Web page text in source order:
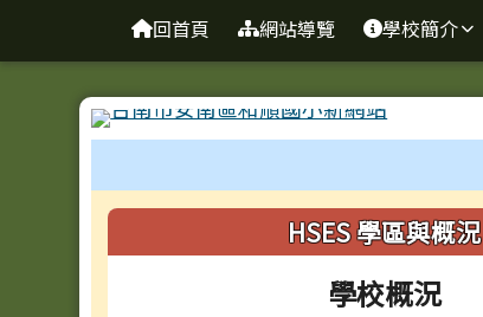
台南市和順國小新校網
回首頁 網站導覽 學校簡介
左邊區域內容HSES 學區與概況
學校概況
頁尾區域